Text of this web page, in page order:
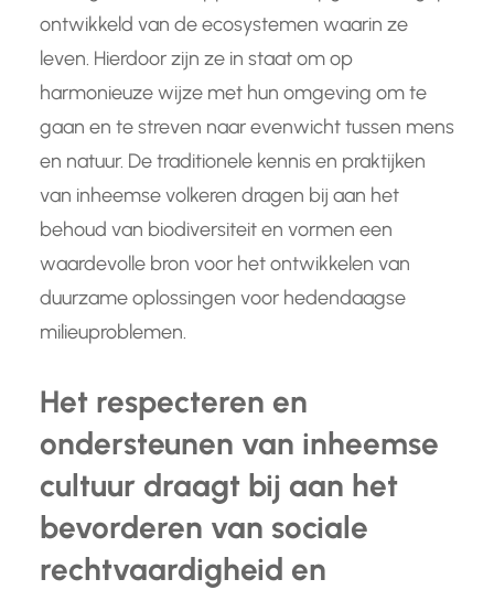
ontwikkeld van de ecosystemen waarin ze
leven. Hierdoor zijn ze in staat om op
harmonieuze wijze met hun omgeving om te
gaan en te streven naar evenwicht tussen mens
en natuur. De traditionele kennis en praktijken
van inheemse volkeren dragen bij aan het
behoud van biodiversiteit en vormen een
waardevolle bron voor het ontwikkelen van
duurzame oplossingen voor hedendaagse
milieuproblemen.
Het respecteren en
ondersteunen van inheemse
cultuur draagt bij aan het
bevorderen van sociale
rechtvaardigheid en